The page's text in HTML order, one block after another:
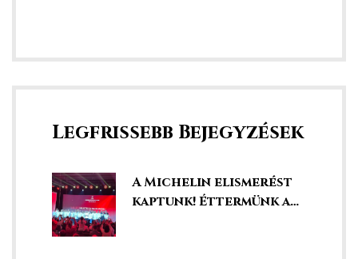
Legfrissebb Bejegyzések
A Michelin elismerést
kaptunk! Éttermünk a